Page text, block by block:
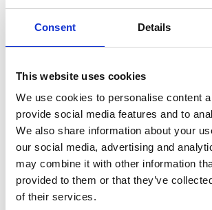
Consent Details
This website uses cookies
We use cookies to personalise content
provide social media features and to
We also share information about your
our social media, advertising and
may combine it with other information
provided to them or that they’ve
of their services.
buddhista. Perché alcune accortezze
costruire (e, per scoprirlo, basta
appaiono e si diffondono lungo lo
quei insegnamenti. Nati ben 3 millenni
nonostante l’evoluzione di tecniche e
hanno ancora qualcosa da suggerire.
molte delle costruzioni antiche sono
alcune di quelle moderne e persino
rivelano delle sorprendenti fragilità.